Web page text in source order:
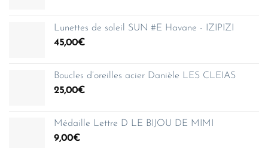
Lunettes de soleil SUN #E Havane - IZIPIZI
45,00€
Boucles d’oreilles acier Danièle LES CLEIAS
25,00€
Médaille Lettre D LE BIJOU DE MIMI
9,00€